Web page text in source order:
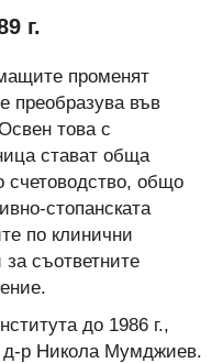
г.
променят
преобразува във
това с
стават обща
счетоводство, общо
стопанската
по клинични
съответните
до 1986 г.,
д-р Никола Мумджиев.